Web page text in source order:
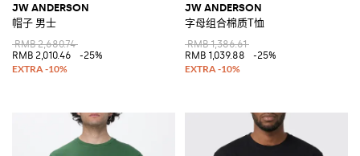
JW ANDERSON
帽子 男士
RMB 2,680.74
RMB 2,010.46
-25%
JW ANDERSON
字母组合棉质T恤
RMB 1,386.61
RMB 1,039.88
-25%